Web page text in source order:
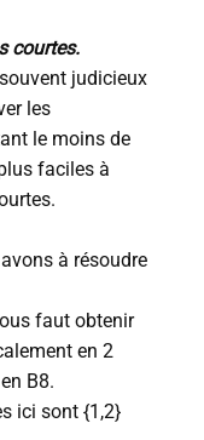
courtes.
judicieux
les
le moins de
faciles à
à résoudre
faut obtenir
en 2
B8.
ici sont {1,2}